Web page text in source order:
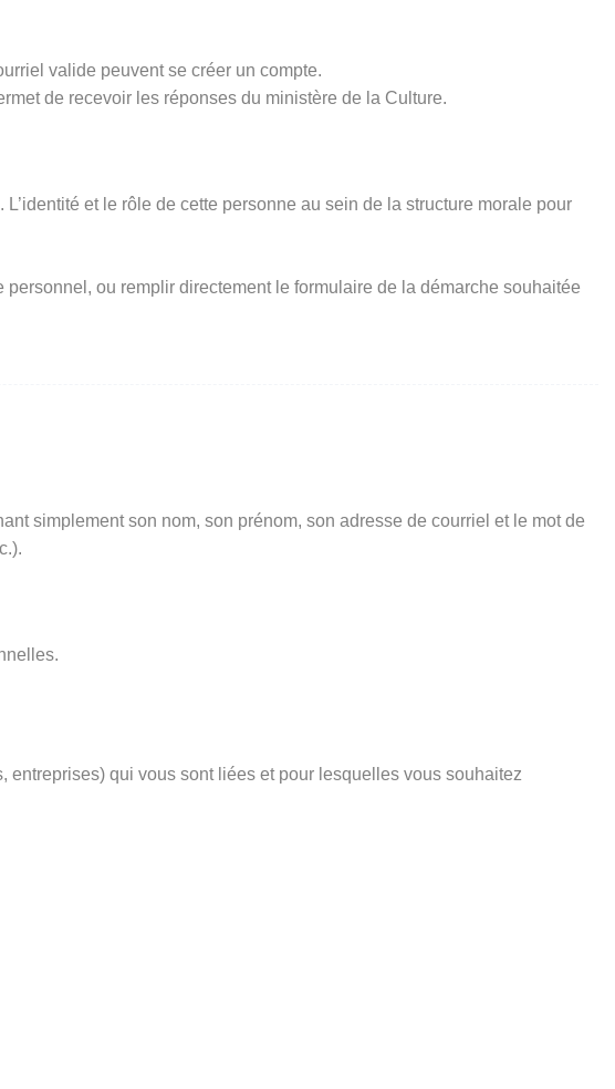
valide peuvent se créer un compte.
de recevoir les réponses du ministère de la Culture.
et le rôle de cette personne au sein de la structure morale pour
ou remplir directement le formulaire de la démarche souhaitée
simplement son nom, son prénom, son adresse de courriel et le mot de
entreprises) qui vous sont liées et pour lesquelles vous souhaitez